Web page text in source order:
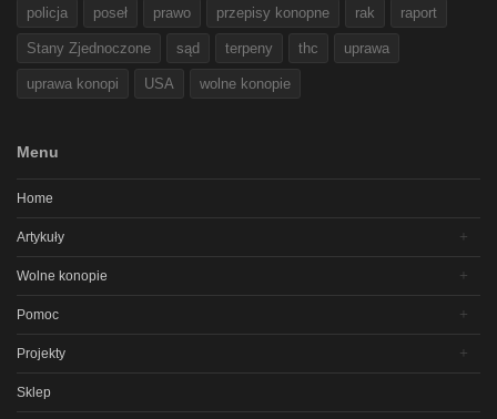
policja poseł prawo przepisy konopne rak raport
Stany Zjednoczone sąd terpeny thc uprawa
uprawa konopi USA wolne konopie
Menu
Home
Artykuły
Wolne konopie
Pomoc
Projekty
Sklep